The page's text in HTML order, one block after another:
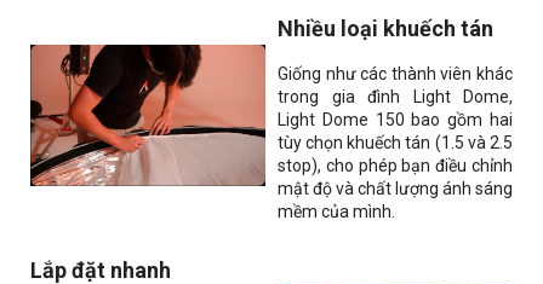
Nhiều loại khuếch tán
Giống như các thành viên khác
trong gia đình Light Dome,
Light Dome 150 bao gồm hai
tùy chọn khuếch tán (1.5 và 2.5
stop), cho phép bạn điều chỉnh
mật độ và chất lượng ánh sáng
mềm của mình.
Lắp đặt nhanh